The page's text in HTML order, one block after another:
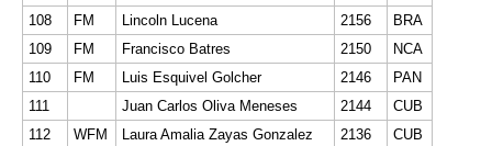
108 FM Lincoln Lucena 2156
BRA
109
FM Francisco Batres 2150
NCA
110
FM Luis Esquivel Golcher 2146
PAN
111
Juan Carlos Oliva Meneses 2144
CUB
112
WFM Laura Amalia Zayas Gonzalez 2136
CUB